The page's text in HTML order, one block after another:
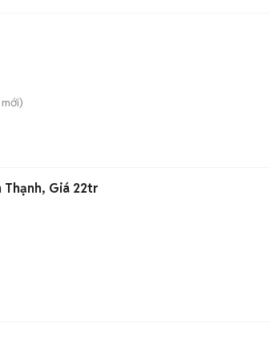
mới)
Nhà 2 Phòng Ngủ_ Điện Biên Phủ_ Bình Thạnh, Giá 22tr